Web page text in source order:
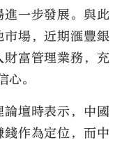
一步發展。與此
市場，近期滙豐銀
富管理業務，充
。
壇時表示，中國
作為定位，而中